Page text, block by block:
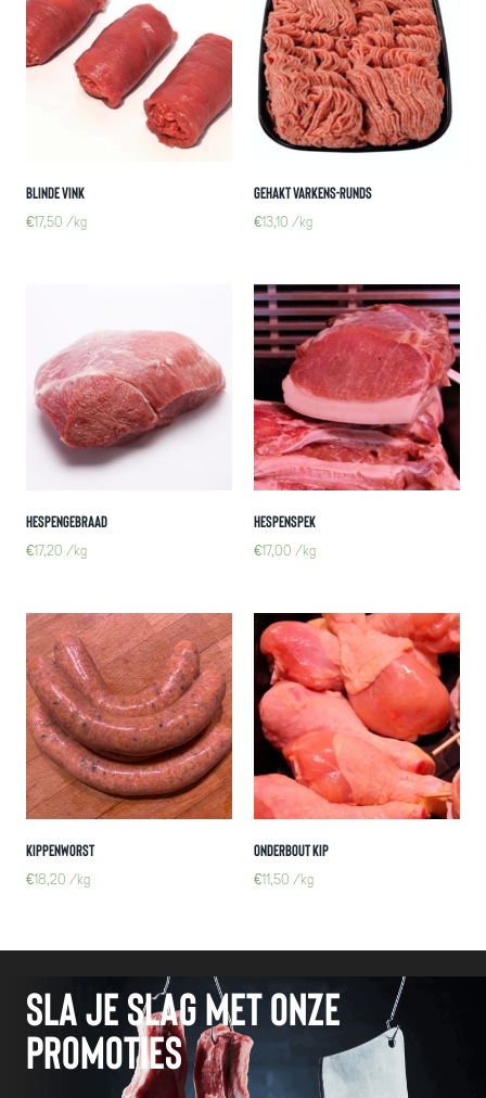
Blinde vink
€17,50 /kg
Gehakt varkens-runds
€13,10 /kg
Hespengebraad
€17,20 /kg
Hespenspek
€17,00 /kg
Kippenworst
€18,20 /kg
Onderbout kip
€11,50 /kg
Sla je slag met onze
promoties